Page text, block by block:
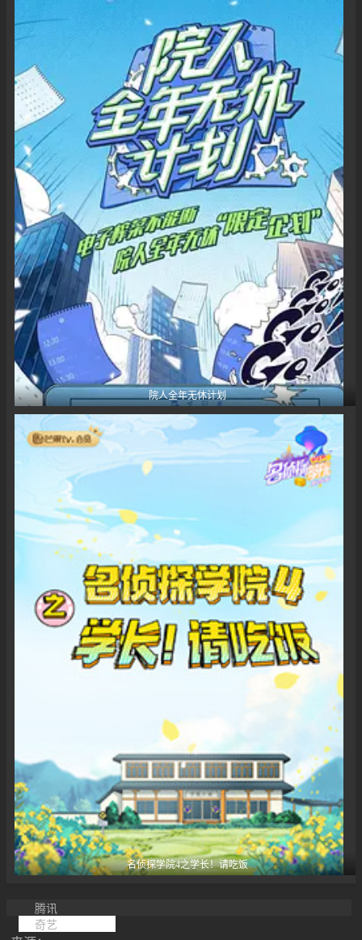
院人全年无休计划
名侦探学院4之学长！请吃饭
腾讯
奇艺